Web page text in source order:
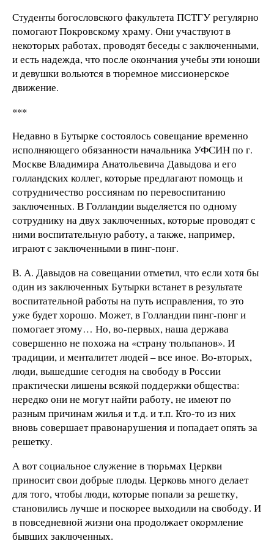
Студенты богословского факультета ПСТГУ регулярно
помогают Покровскому храму. Они участвуют в
некоторых работах, проводят беседы с заключенными,
и есть надежда, что после окончания учебы эти юноши
и девушки вольются в тюремное миссионерское
движение.
***
Недавно в Бутырке состоялось совещание временно
исполняющего обязанности начальника УФСИН по г.
Москве Владимира Анатольевича Давыдова и его
голландских коллег, которые предлагают помощь и
сотрудничество россиянам по перевоспитанию
заключенных. В Голландии выделяется по одному
сотруднику на двух заключенных, которые проводят с
ними воспитательную работу, а также, например,
играют с заключенными в пинг-понг.
В. А. Давыдов на совещании отметил, что если хотя бы
один из заключенных Бутырки встанет в результате
воспитательной работы на путь исправления, то это
уже будет хорошо. Может, в Голландии пинг-понг и
помогает этому… Но, во-первых, наша держава
совершенно не похожа на «страну тюльпанов». И
традиции, и менталитет людей – все иное. Во-вторых,
люди, вышедшие сегодня на свободу в России
практически лишены всякой поддержки общества:
нередко они не могут найти работу, не имеют по
разным причинам жилья и т.д. и т.п. Кто-то из них
вновь совершает правонарушения и попадает опять за
решетку.
А вот социальное служение в тюрьмах Церкви
приносит свои добрые плоды. Церковь много делает
для того, чтобы люди, которые попали за решетку,
становились лучше и поскорее выходили на свободу. И
в повседневной жизни она продолжает окормление
бывших заключенных.